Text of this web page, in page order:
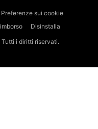
Preferenze sui cookie
Disinstalla
Tutti i diritti riservati.